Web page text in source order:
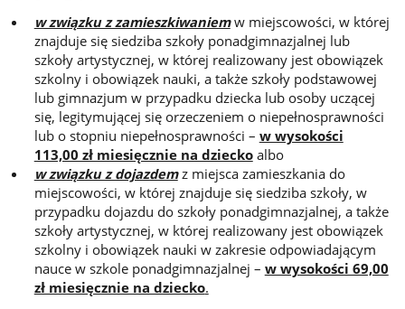
w związku z zamieszkiwaniemw miejscowości, w której
znajduje się siedziba szkoły ponadgimnazjalnej lub
szkoły artystycznej, w której realizowany jest obowiązek
szkolny i obowiązek nauki, a także szkoły podstawowej
lub gimnazjum w przypadku dziecka lub osoby uczącej
się, legitymującej się orzeczeniem o niepełnosprawności
lub o stopniu niepełnosprawności – w wysokości
113,00 zł miesięcznie na dziecko albo
w związku z dojazdemz miejsca zamieszkania do
miejscowości, w której znajduje się siedziba szkoły, w
przypadku dojazdu do szkoły ponadgimnazjalnej, a także
szkoły artystycznej, w której realizowany jest obowiązek
szkolny i obowiązek nauki w zakresie odpowiadającym
nauce w szkole ponadgimnazjalnej – w wysokości 69,00
zł miesięcznie na dziecko.